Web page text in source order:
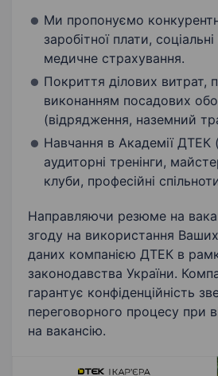
Ми пропонуємо
заробітної плати, соціальні
медичне страхування.
Покриття ділових витрат,
виконанням посадових
(відрядження, наземний
Навчання в Академії ДТЕК
аудиторні тренінги,
клуби, професійні
Направляючи резюме на
згоду на використання
даних компанією ДТЕК в
законодавства України.
гарантує конфіденційність
переговорного процесу при
на вакансію.